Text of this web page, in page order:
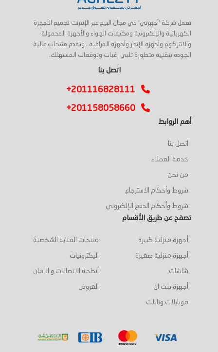
تعمل شركة 'أجهزتي' في مجال البيع عبر الإنترنت لجميع الأجهزة
الكهربائية والإلكترونية ومكيفات الهواء والأجهزة المحمولة
والانتركوم وأجهزة الإنذار وأجهزة المراقبة ، وتقدم منتجات عالية
الجودة بتقنية متطورة تلبي رغبات وتوقعات المستهلك.
اتصل بنا
+201116828111
+201158058660
أهم الروابط
اتصل بنا
خدمة العملاء
من نحن
شروط وأحكام الاسترجاع
شروط وأحكام الدفع الإلكتروني
تصفح عن طريق الأقسام
أجهزة منزلية كبيرة
أجهزة منزلية صغيرة
شاشات
أجهزة بلت ان
موبايلات وتابلت
منتجات العناية الشخصية
اليكترونيات
أنظمة الاتصالات و الامان
العروض